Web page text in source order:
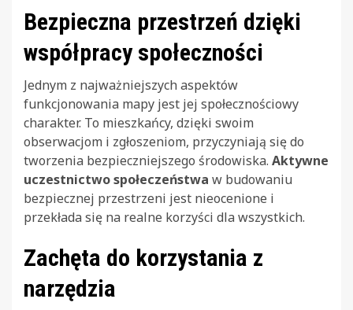
Bezpieczna przestrzeń dzięki
współpracy społeczności
Jednym z najważniejszych aspektów
funkcjonowania mapy jest jej społecznościowy
charakter. To mieszkańcy, dzięki swoim
obserwacjom i zgłoszeniom, przyczyniają się do
tworzenia bezpieczniejszego środowiska. Aktywne
uczestnictwo społeczeństwa w budowaniu
bezpiecznej przestrzeni jest nieocenione i
przekłada się na realne korzyści dla wszystkich.
Zachęta do korzystania z
narzędzia